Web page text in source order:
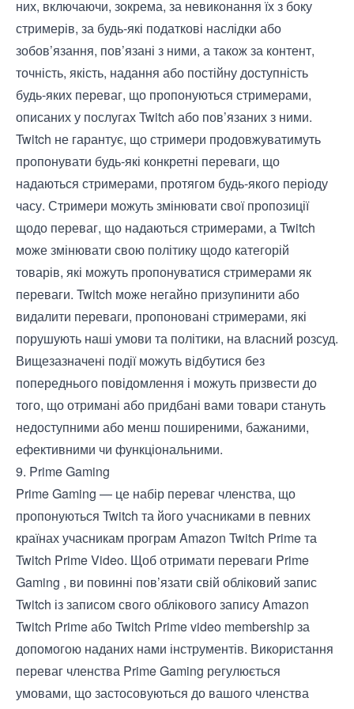
них, включаючи, зокрема, за невиконання їх з боку
стримерів, за будь-які податкові наслідки або
зобов’язання, пов’язані з ними, а також за контент,
точність, якість, надання або постійну доступність
будь-яких переваг, що пропонуються стримерами,
описаних у послугах Twitch або пов’язаних з ними.
Twitch не гарантує, що стримери продовжуватимуть
пропонувати будь-які конкретні переваги, що
надаються стримерами, протягом будь-якого періоду
часу. Стримери можуть змінювати свої пропозиції
щодо переваг, що надаються стримерами, а Twitch
може змінювати свою політику щодо категорій
товарів, які можуть пропонуватися стримерами як
переваги. Twitch може негайно призупинити або
видалити переваги, пропоновані стримерами, які
порушують наші умови та політики, на власний розсуд.
Вищезазначені події можуть відбутися без
попереднього повідомлення і можуть призвести до
того, що отримані або придбані вами товари стануть
недоступними або менш поширеними, бажаними,
ефективними чи функціональними.
9. Prime Gaming
Prime Gaming — це набір переваг членства, що
пропонуються Twitch та його учасниками в певних
країнах учасникам програм Amazon Twitch Prime та
Twitch Prime Video. Щоб отримати переваги Prime
Gaming , ви повинні пов’язати свій обліковий запис
Twitch із записом свого облікового запису Amazon
Twitch Prime або Twitch Prime video membership за
допомогою наданих нами інструментів. Використання
переваг членства Prime Gaming регулюється
умовами, що застосовуються до вашого членства